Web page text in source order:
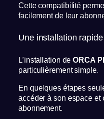
Cette compatibilité
facilement de leur
Une installation rapide
L’installation deORCA
particulièrement simple.
En quelques étapes
accéder à son espace et
abonnement.